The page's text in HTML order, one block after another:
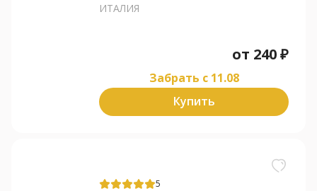
ИТАЛИЯ
от 240₽
Забрать c 11.08
Купить
5